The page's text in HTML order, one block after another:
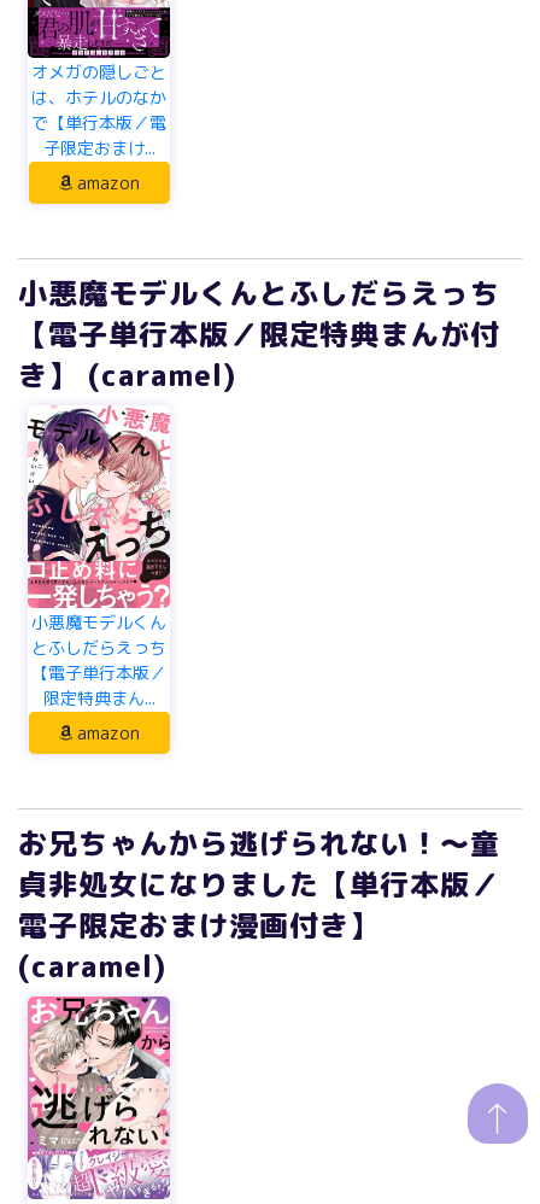
オメガの隠しごと
は、ホテルのなか
で【単行本版／電
子限定おまけ...
amazon
小悪魔モデルくんとふしだらえっち
【電子単行本版／限定特典まんが付
き】 (caramel)
小悪魔モデルくん
とふしだらえっち
【電子単行本版／
限定特典まん...
amazon
お兄ちゃんから逃げられない！～童
貞非処女になりました【単行本版／
電子限定おまけ漫画付き】
(caramel)